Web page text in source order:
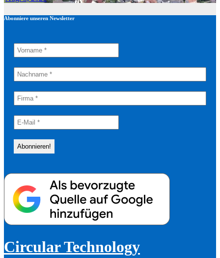
Abonniere unseren Newsletter
Circular Technology